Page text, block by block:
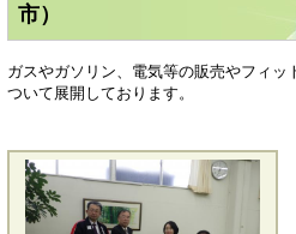
市）
ガスやガソリン、電気等の販売やフィッ
ついて展開しております。